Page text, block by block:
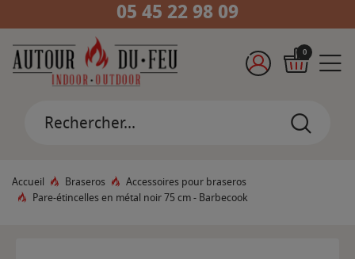
05 45 22 98 09
0
Accueil Braseros
Accessoires pour braseros
Pare-étincelles en métal noir 75 cm - Barbecook